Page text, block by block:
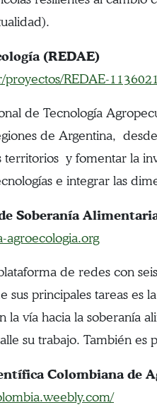
(REDAE)
proyectos/REDAE-1136021
de Tecnología
de Argentina,
territorios y fomentar la
e integrar las
Soberanía
agroecologia.org
de redes con
sus principales tareas
la vía hacia la soberanía
su trabajo. También es
Colombiana de